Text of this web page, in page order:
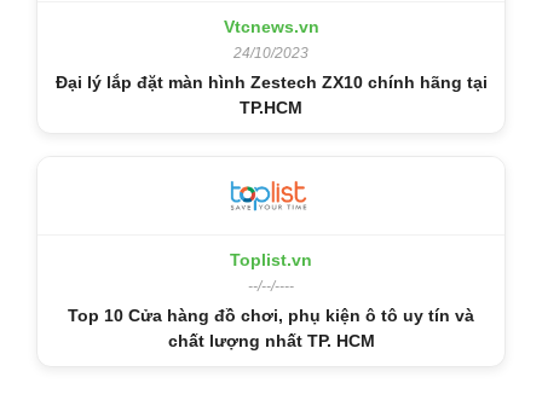
Vtcnews.vn
24/10/2023
Đại lý lắp đặt màn hình Zestech ZX10 chính hãng tại
TP.HCM
Toplist.vn
--/--/----
Top 10 Cửa hàng đồ chơi, phụ kiện ô tô uy tín và
chất lượng nhất TP. HCM